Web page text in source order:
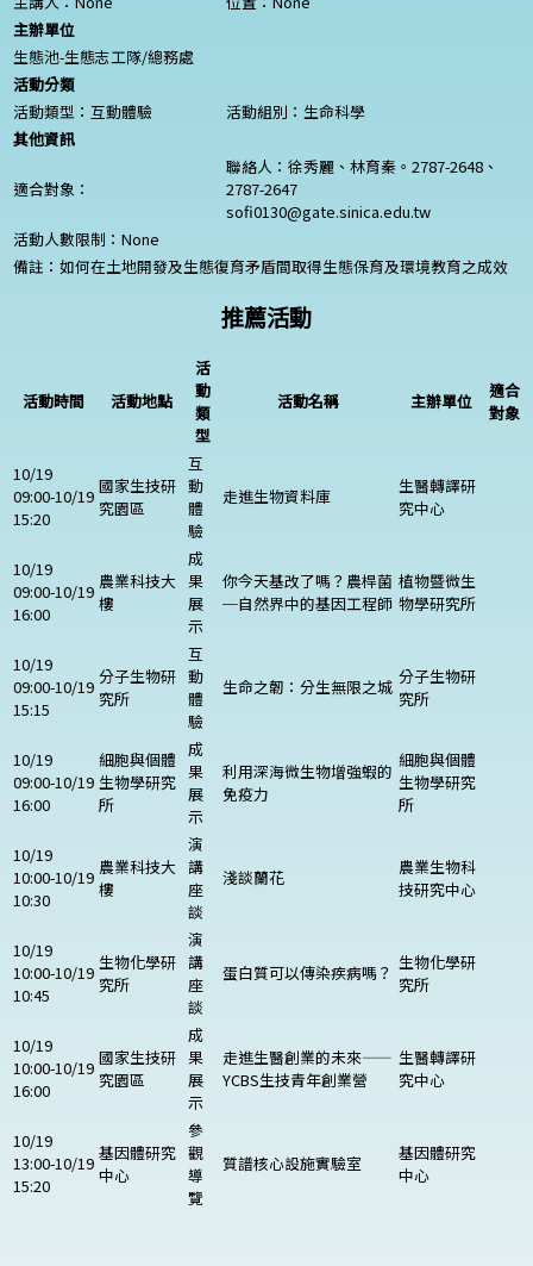
主辦單位
生態池-生態志工隊/總務處
活動分類
活動類型：互動體驗
活動組別：生命科學
其他資訊
適合對象：
聯絡人：徐秀麗、林育秦。2787-2648、
2787-2647
sofi0130@gate.sinica.edu.tw
活動人數限制： None
備註：如何在土地開發及生態復育矛盾間取得生態保育及環境教育之成效
推薦活動
活動時間 活動地點
活
動
類
型
活動名稱 主辦單位
適合
對象
10/19
09:00-10/19
15:20
國家生技研
究園區
互
動
體
驗
走進生物資料庫
生醫轉譯研
究中心
10/19
09:00-10/19
16:00
農業科技大
樓
成
果
展
示
你今天基改了嗎？農桿菌
─自然界中的基因工程師
植物暨微生
物學研究所
10/19
09:00-10/19
15:15
分子生物研
究所
互
動
體
驗
生命之韌：分生無限之城 分子生物研
究所
10/19
09:00-10/19
16:00
細胞與個體
生物學研究
所
成
果
展
示
利用深海微生物增強蝦的
免疫力
細胞與個體
生物學研究
所
10/19
10:00-10/19
10:30
農業科技大
樓
演
講
座
談
淺談蘭花
農業生物科
技研究中心
10/19
10:00-10/19
10:45
生物化學研
究所
演
講
座
談
蛋白質可以傳染疾病嗎？ 生物化學研
究所
10/19
10:00-10/19
16:00
國家生技研
究園區
成
果
展
示
走進生醫創業的未來——
YCBS生技青年創業營
生醫轉譯研
究中心
10/19
13:00-10/19
15:20
基因體研究
中心
參
觀
導
覽
質譜核心設施實驗室
基因體研究
中心